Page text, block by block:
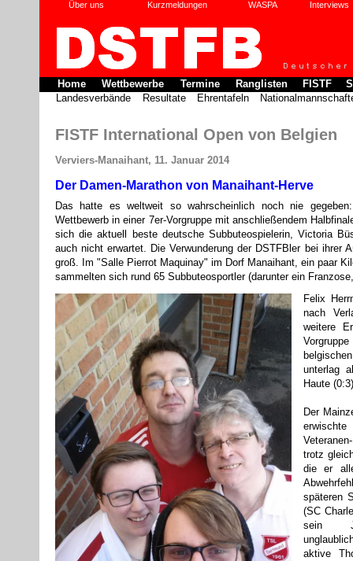
Über uns Kurzmeldungen WASPA Interviews
Home Wettbewerbe Termine Ranglisten FISTF
Landesverbände
Resultate Ehrentafeln
FISTF International Open von Belgien
Verviers-Manaihant, 11. Januar 2014
Der Damen-Marathon von Manaihant-Herve
Das hatte es weltweit so wahrscheinlich noch nie
Wettbewerb in einer 7er-Vorgruppe mit anschließendem
sich die aktuell beste deutsche Subbuteospielerin, Victoria
auch nicht erwartet. Die Verwunderung der DSTFBler bei ihrer
groß. Im "Salle Pierrot Maquinay" im Dorf Manaihant, ein paar
sammelten sich rund 65 Subbuteosportler (darunter ein
Felix
nach
weitere
unterlag
Haute
Der
trotz
die er
späteren
(SC
sein
aktive